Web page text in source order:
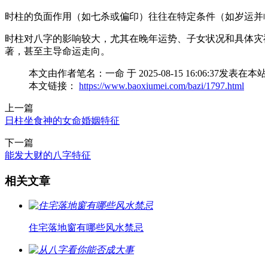
时柱的负面作用（如七杀或偏印）往往在特定条件（如岁运
时柱对八字的影响较大，尤其在晚年运势、子女状况和具体
著，甚至主导命运走向。
本文由作者笔名：一命 于 2025-08-15 16:06:37发表在
本文链接： https://www.baoxiumei.com/bazi/1797.html
上一篇
日柱坐食神的女命婚姻特征
下一篇
能发大财的八字特征
相关文章
住宅落地窗有哪些风水禁忌